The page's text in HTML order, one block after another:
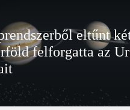
eltűnt
felforgatta az